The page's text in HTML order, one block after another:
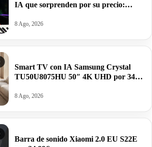
IA que sorprenden por su precio:
8 Ago, 2026
Smart TV con IA Samsung Crystal
TU50U8075HU 50″ 4K UHD por 349€
8 Ago, 2026
Barra de sonido Xiaomi 2.0 EU S22E